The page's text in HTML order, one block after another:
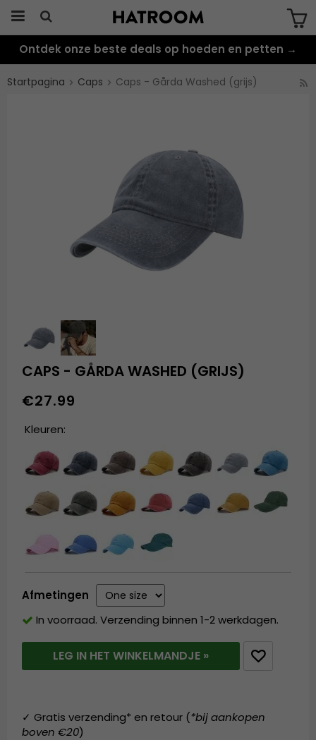
Produkten har blivit tillagd i varukorgen
Ontdek onze beste deals op hoeden en petten →
Startpagina Caps Caps - Gårda Washed (grijs)
CAPS - GÅRDA WASHED (GRIJS)
€27.99
Kleuren:
Afmetingen
In voorraad. Verzending binnen 1-2 werkdagen.
LEG IN HET WINKELMANDJE »
✓ Gratis verzending* en retour (*bij aankopen
boven €20)